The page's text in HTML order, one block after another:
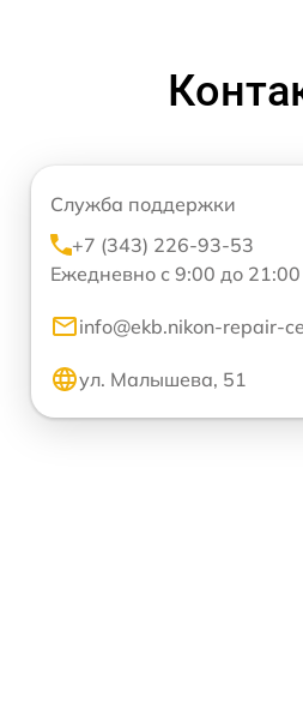
Служба поддержки
+7 (343) 226-93-53
Ежедневно с 9:00 до 21:00
info@ekb.nikon-repair-
ул. Малышева, 51